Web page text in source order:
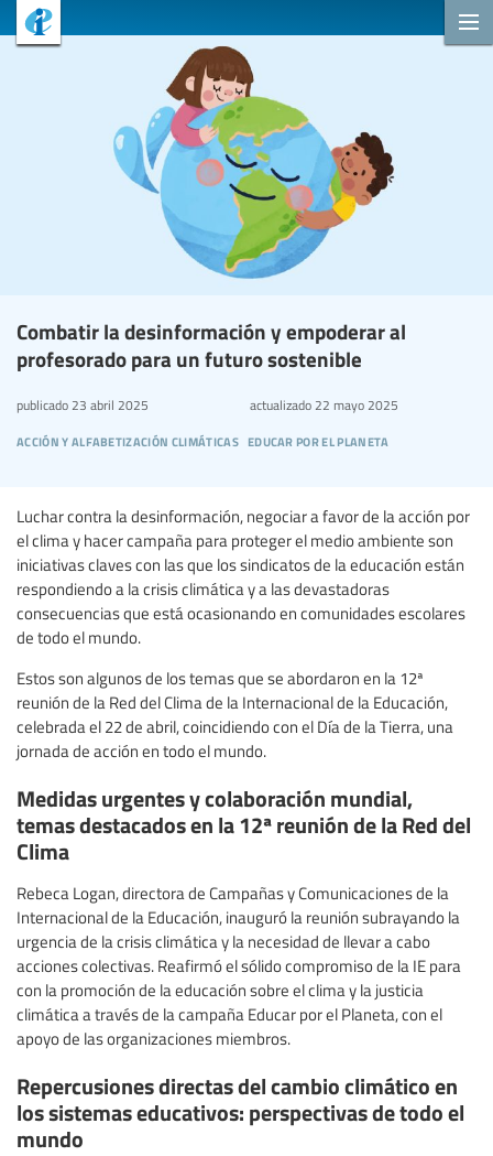
Combatir la desinformación y empoderar al
profesorado para un futuro sostenible
acción y alfabetización climáticas educar por el planeta
publicado 23 abril 2025 actualizado22 mayo 2025
Luchar contra la desinformación, negociar a favor de la acción por
el clima y hacer campaña para proteger el medio ambiente son
iniciativas claves con las que los sindicatos de la educación están
respondiendo a la crisis climática y a las devastadoras
consecuencias que está ocasionando en comunidades escolares
de todo el mundo.
Estos son algunos de los temas que se abordaron en la 12ª
reunión de la Red del Clima de la Internacional de la Educación,
celebrada el 22 de abril, coincidiendo con el Día de la Tierra, una
jornada de acción en todo el mundo.
Medidas urgentes y colaboración mundial,
temas destacados en la 12ª reunión de la Red del
Clima
Rebeca Logan, directora de Campañas y Comunicaciones de la
Internacional de la Educación, inauguró la reunión subrayando la
urgencia de la crisis climática y la necesidad de llevar a cabo
acciones colectivas. Reafirmó el sólido compromiso de la IE para
con la promoción de la educación sobre el clima y la justicia
climática a través de la campaña Educar por el Planeta, con el
apoyo de las organizaciones miembros.
Repercusiones directas del cambio climático en
los sistemas educativos: perspectivas de todo el
mundo